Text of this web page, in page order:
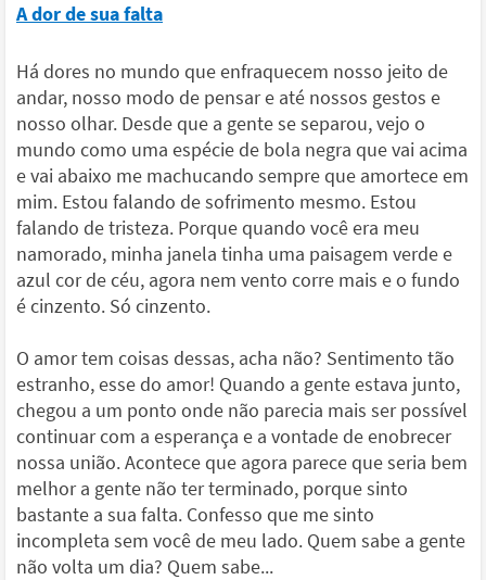
A dor de sua falta
Há dores no mundo que enfraquecem nosso jeito de
andar, nosso modo de pensar e até nossos gestos e
nosso olhar. Desde que a gente se separou, vejo o
mundo como uma espécie de bola negra que vai acima
e vai abaixo me machucando sempre que amortece em
mim. Estou falando de sofrimento mesmo. Estou
falando de tristeza. Porque quando você era meu
namorado, minha janela tinha uma paisagem verde e
azul cor de céu, agora nem vento corre mais e o fundo
é cinzento. Só cinzento.
O amor tem coisas dessas, acha não? Sentimento tão
estranho, esse do amor! Quando a gente estava junto,
chegou a um ponto onde não parecia mais ser possível
continuar com a esperança e a vontade de enobrecer
nossa união. Acontece que agora parece que seria bem
melhor a gente não ter terminado, porque sinto
bastante a sua falta. Confesso que me sinto
incompleta sem você de meu lado. Quem sabe a gente
não volta um dia? Quem sabe...